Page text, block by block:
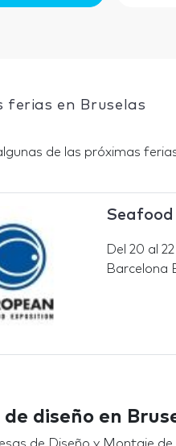
ferias en Bruselas
de las próximas
Seafood
Del 20 al
Barcelona
diseño en
de Diseño y Montaje